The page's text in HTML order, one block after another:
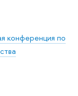
конференция по